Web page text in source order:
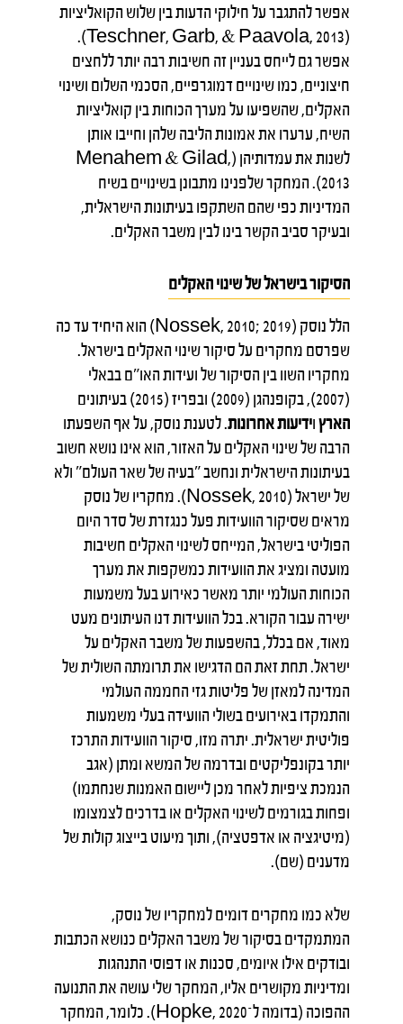
אפשר להתגבר על חילוקי הדעות בין שלוש הקואליציות
(Teschner, Garb, & Paavola, 2013).
אפשר גם לייחס בעניין זה חשיבות רבה יותר ללחצים
חיצוניים, כמו שינויים דמוגרפיים, הסכמי השלום ושינוי
האקלים, שהשפיעו על מערך הכוחות בין קואליציות
השיח, ערערו את אמונות הליבה שלהן וחייבו אותן
לשנות את עמדותיהן (Menahem & Gilad,
2013). המחקר שלפנינו מתבונן בשינויים בשיח
המדיניות כפי שהם השתקפו בעיתונות הישראלית,
ובעיקר סביב הקשר בינו לבין משבר האקלים.
הסיקור בישראל של שינוי האקלים
הלל נוסק (Nossek, 2010; 2019) הוא היחיד עד כה
שפרסם מחקרים על סיקור שינוי האקלים בישראל.
מחקריו השוו בין הסיקור של ועידות האו"ם בבאלי
(2007), בקופנהגן (2009) ובפריז (2015) בעיתונים
הארץוידיעות אחרונות. לטענת נוסק, על אף השפעתו
הרבה של שינוי האקלים על האזור, הוא אינו נושא חשוב
בעיתונות הישראלית ונחשב "בעיה של שאר העולם" ולא
של ישראל (Nossek, 2010). מחקריו של נוסק
מראים שסיקור הוועידות פעל כנגזרת של סדר היום
הפוליטי בישראל, המייחס לשינוי האקלים חשיבות
מועטה ומציג את הוועידות כמשקפות את מערך
הכוחות העולמי יותר מאשר כאירוע בעל משמעות
ישירה עבור הקורא. בכל הוועידות דנו העיתונים מעט
מאוד, אם בכלל, בהשפעות של משבר האקלים על
ישראל. תחת זאת הם הדגישו את תרומתה השולית של
המדינה למאזן של פליטות גזי החממה העולמי
והתמקדו באירועים בשולי הוועידה בעלי משמעות
פוליטית ישראלית. יתרה מזו, סיקור הוועידות התרכז
יותר בקונפליקטים ובדרמה של המשא ומתן (אגב
הנמכת ציפיות לאחר מכן ליישום האמנות שנחתמו)
ופחות בגורמים לשינוי האקלים או בדרכים לצמצומו
(מיטיגציה או אדפטציה), ותוך מיעוט בייצוג קולות של
מדענים (שם).
שלא כמו מחקרים דומים למחקריו של נוסק,
המתמקדים בסיקור של משבר האקלים כנושא הכתבות
ובודקים אילו איומים, סכנות או דפוסי התנהגות
ומדיניות מקושרים אליו, המחקר שלי עושה את התנועה
ההפוכה (בדומה ל־Hopke, 2020). כלומר, המחקר